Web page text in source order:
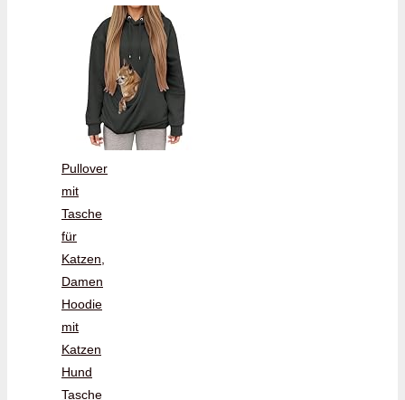
Pullover
mit
Tasche
für
Katzen,
Damen
Hoodie
mit
Katzen
Hund
Tasche